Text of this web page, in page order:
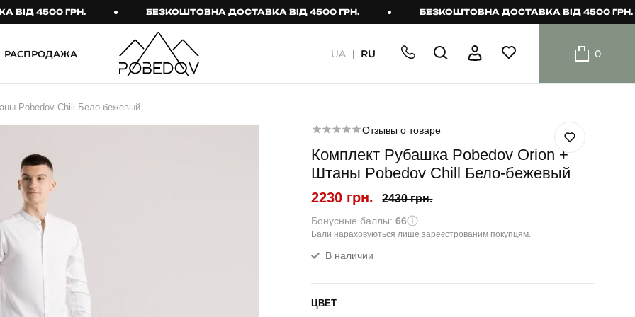
ГРН. БЕЗКОШТОВНА ДОСТАВКА ВІД 4500 ГРН. БЕЗКОШТОВНА ДОСТАВКА ВІД 4500 ГРН.
Брюки
Карго
Спортивні штани
Лосины
Джинсы
КОМПЛЕКТИ
шорти
Шорти
РАСПРОДАЖА UA RU 0
Pobedov Chill Бело-бежевый
Отзывы о товаре
Комплект Рубашка Pobedov Orion +
Штаны Pobedov Chill Бело-бежевый
2230 грн. 2430 грн.
Бонусные баллы:66
Бали нараховуються лише зареєстрованим покупцям.
В наличии
ЦВЕТ